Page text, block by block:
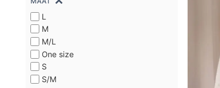
L
M
M/L
One size
S
S/M